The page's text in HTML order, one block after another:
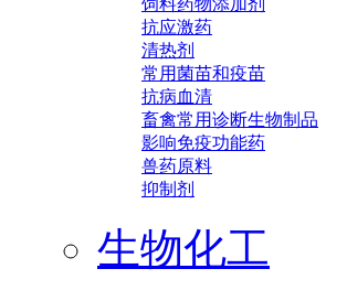
饲料药物添加剂
抗应激药
清热剂
常用菌苗和疫苗
抗病血清
畜禽常用诊断生物制品
影响免疫功能药
兽药原料
抑制剂
生物化工